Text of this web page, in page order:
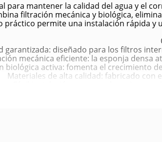
para mantener la calidad del agua y el
filtración mecánica y biológica,
práctico permite una instalación rápida
garantizada: diseñado para los filtros
mecánica eficiente: la esponja densa
biológica activa: fomenta el crecimiento
Materiales de alta calidad: fabricado con
Duración prolongada: mantiene su
para acuarios de agua dulce y salada: